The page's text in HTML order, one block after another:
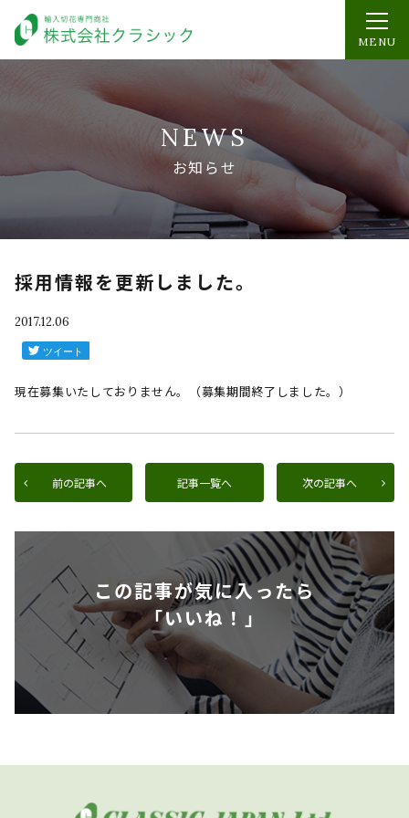
MENU
NEWS
お知らせ
採用情報を更新しました。
2017.12.06
現在募集いたしておりません。（募集期間終了しました。）
前の記事へ 記事一覧へ 次の記事へ
この記事が気に入ったら
「いいね！」